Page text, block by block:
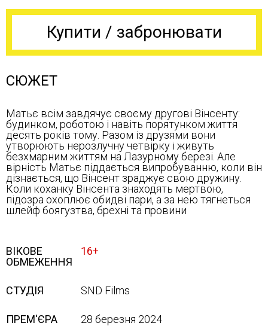
Купити / забронювати
СЮЖЕТ
Матьє всім завдячує своєму другові Вінсенту:
будинком, роботою і навіть порятунком життя
десять років тому. Разом із друзями вони
утворюють нерозлучну четвірку і живуть
безхмарним життям на Лазурному березі. Але
вірність Матьє піддається випробуванню, коли він
дізнається, що Вінсент зраджує свою дружину.
Коли коханку Вінсента знаходять мертвою,
підозра охоплює обидві пари, а за нею тягнеться
шлейф боягузтва, брехні та провини
ВІКОВЕ
ОБМЕЖЕННЯ
16+
СТУДІЯ SND Films
ПРЕМ'ЄРА 28 березня 2024